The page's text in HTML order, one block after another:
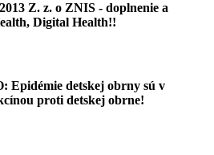
Z. z. o ZNIS - doplnenie a
Digital Health!!
Epidémie detskej obrny sú v
proti detskej obrne!